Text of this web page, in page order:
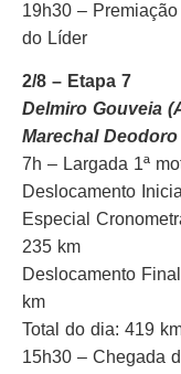
19h30 –
do Líder
2/8 – Etapa 7
Delmiro Gouveia
Marechal
7h – Largada 1ª
Deslocamento
Especial
235 km
Deslocamento
km
Total do dia: 419
15h30 – Chegada